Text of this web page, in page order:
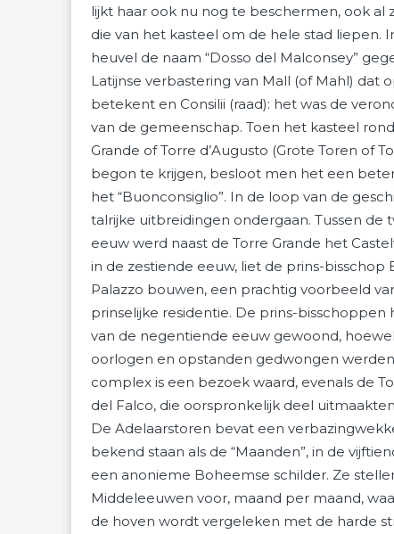
lijkt haar ook nu nog te beschermen, ook al
die van het kasteel om de hele stad liepen.
heuvel de naam “Dosso del Malconsey”
Latijnse verbastering van Mall (of Mahl) dat
betekent en Consilii (raad): het was de
van de gemeenschap. Toen het kasteel
Grande of Torre d’Augusto (Grote Toren of
begon te krijgen, besloot men het een
het “Buonconsiglio”. In de loop van de
talrijke uitbreidingen ondergaan. Tussen de
eeuw werd naast de Torre Grande het
in de zestiende eeuw, liet de prins-bisschop
Palazzo bouwen, een prachtig voorbeeld
prinselijke residentie. De prins-
van de negentiende eeuw gewoond,
oorlogen en opstanden gedwongen
complex is een bezoek waard, evenals de
del Falco, die oorspronkelijk deel
De Adelaarstoren bevat een
bekend staan als de “Maanden”, in de
een anonieme Boheemse schilder. Ze
Middeleeuwen voor, maand per maand,
de hoven wordt vergeleken met de harde